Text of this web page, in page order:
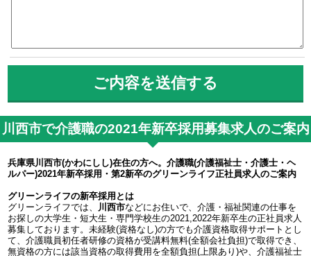
川西市で介護職の2021年新卒採用募集求人のご案内
兵庫県川西市(かわにしし)在住の方へ。介護職(介護福祉士・介護士・ヘ
ルパー)2021年新卒採用・第2新卒のグリーンライフ正社員求人のご案内
グリーンライフの新卒採用とは
グリーンライフでは、 川西市などにお住いで、介護・福祉関連の仕事を
お探しの大学生・短大生・専門学校生の2021,2022年新卒生の正社員求人
募集しております。未経験(資格なし)の方でも介護資格取得サポートとし
て、介護職員初任者研修の資格が受講料無料(全額会社負担)で取得でき、
無資格の方には該当資格の取得費用を全額負担(上限あり)や、介護福祉士